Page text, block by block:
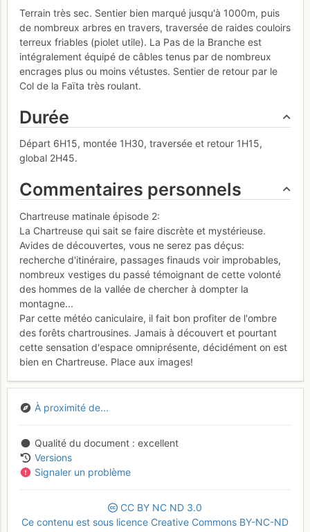
Terrain très sec. Sentier bien marqué jusqu'à 1000m, puis
de nombreux arbres en travers, traversée de raides couloirs
terreux friables (piolet utile). La Pas de la Branche est
intégralement équipé de câbles tenus par de nombreux
encrages plus ou moins vétustes. Sentier de retour par le
Col de la Faïta très roulant.
Durée
Départ 6H15, montée 1H30, traversée et retour 1H15,
global 2H45.
Commentaires personnels
Chartreuse matinale épisode 2:
La Chartreuse qui sait se faire discrète et mystérieuse.
Avides de découvertes, vous ne serez pas déçus:
recherche d'itinéraire, passages finauds voir improbables,
nombreux vestiges du passé témoignant de cette volonté
des hommes de la vallée de chercher à dompter la
montagne...
Par cette météo caniculaire, il fait bon profiter de l'ombre
des forêts chartrousines. Jamais à découvert et pourtant
cette sensation d'espace omniprésente, décidément on est
bien en Chartreuse. Place aux images!
À proximité de...
Qualité du document
excellent
Versions
Signaler un problème
CC BY NC ND 3.0
Ce contenu est sous licence Creative Commons BY-NC-ND